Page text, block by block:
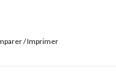
/Imprimer